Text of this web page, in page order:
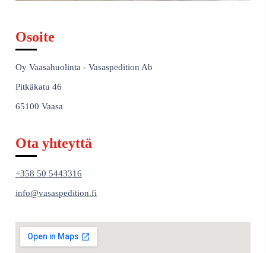
Osoite
Oy Vaasahuolinta - Vasaspedition Ab
Pitkäkatu 46
65100 Vaasa
Ota yhteyttä
+358 50 5443316
info@vasaspedition.fi